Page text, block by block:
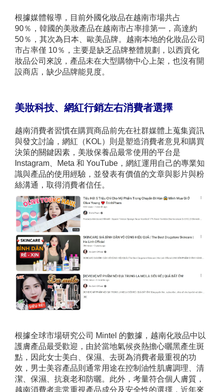
根據媒體報導，目前外國化妝品在越南市場共占
90％，韓國的美妝產品在越南市占率排第一，高達約
50％，其次為日本、歐美品牌。越南本地的化妝品公司
市占率僅 10％，主要是缺乏品牌整體規劃，以西貢化
妝品公司來說，產品未在大型購物中心上架，也沒有開
設商店，缺少品牌能見度。
美妝科技、網紅行銷左右消費者選擇
越南消費者習慣在購買商品前先在社群媒體上蒐集資訊
與發文討論，網紅（KOL）則是塑造消費者意見和購買
決策的關鍵因素，美妝保養品最常使用的平台是
Instagram、Meta 和 YouTube，網紅運用自己的專業知
識與產品的使用經驗，並發表有價值的文章與影片與粉
絲溝通，取得消費者信任。
根據全球市場研究公司 Mintel 的數據，越南化妝品中以
護膚產品最受歡迎，由於當地氣候炎熱擔心曬黑產生斑
點，因此女士美白、保濕、去斑為消費者最重視的功
效，男士美容產品則通常用途在控制油性肌膚調理、清
潔、保濕、抗衰老和防曬。此外，考量符合個人膚質，
越南消費者非常重視產品成分及安全性的選擇，近年來